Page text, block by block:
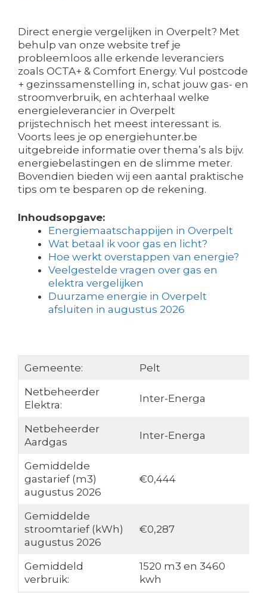
Direct energie vergelijken in Overpelt? Met
behulp van onze website tref je
probleemloos alle erkende leveranciers
zoals OCTA+ & Comfort Energy. Vul postcode
+ gezinssamenstelling in, schat jouw gas- en
stroomverbruik, en achterhaal welke
energieleverancier in Overpelt
prijstechnisch het meest interessant is.
Voorts lees je op energiehunter.be
uitgebreide informatie over thema’s als bijv.
energiebelastingen en de slimme meter.
Bovendien bieden wij een aantal praktische
tips om te besparen op de rekening.
Inhoudsopgave:
Energiemaatschappijen in Overpelt
Wat betaal ik voor gas en licht?
Hoe werkt overstappen van energie?
Veelgestelde vragen over gas en
elektra vergelijken
Duurzame energie in Overpelt
afsluiten in augustus 2026
Gemeente:
Pelt
Netbeheerder
Elektra:
Inter-Energa
Netbeheerder
Aardgas
Inter-Energa
Gemiddelde
gastarief (m3)
augustus 2026
€0,444
Gemiddelde
stroomtarief (kWh)
augustus 2026
€0,287
Gemiddeld
verbruik:
1520 m3 en 3460
kwh